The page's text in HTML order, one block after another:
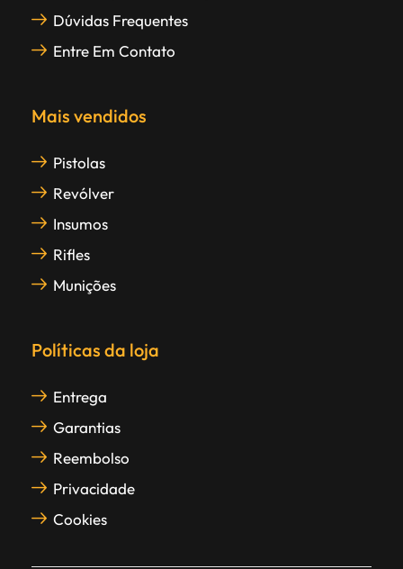
Dúvidas Frequentes
Entre Em Contato
Mais vendidos
Pistolas
Revólver
Insumos
Rifles
Munições
Políticas da loja
Entrega
Garantias
Reembolso
Privacidade
Cookies